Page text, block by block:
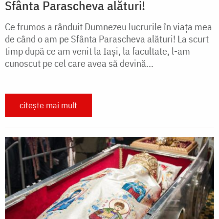
Sfânta Parascheva alături!
Ce frumos a rânduit Dumnezeu lucrurile în viața mea
de când o am pe Sfânta Parascheva alături! La scurt
timp după ce am venit la Iași, la facultate, l-am
cunoscut pe cel care avea să devină...
citește mai mult